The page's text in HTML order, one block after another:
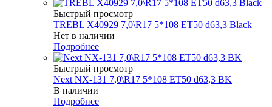
Быстрый просмотр
TREBL X40929 7,0\R17 5*108 ET50 d63,3 Black
Нет в наличии
Подробнее
Быстрый просмотр
Next NX-131 7,0\R17 5*108 ET50 d63,3 BK
В наличии
Подробнее